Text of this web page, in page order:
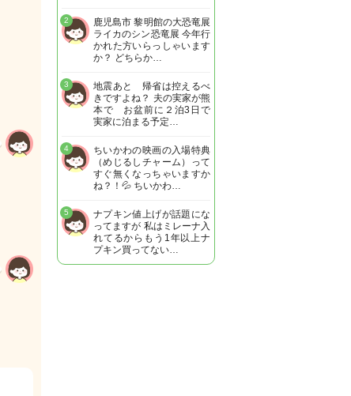
鹿児島市 黎明館の大恐竜展
ライカのシン恐竜展 今年行
かれた方いらっしゃいます
か？ どちらか…
2
地震あと 帰省は控えるべ
きですよね？ 夫の実家が熊
本で お盆前に２泊3日で
実家に泊まる予定…
3
ちいかわの映画の入場特典
（めじるしチャーム）って
すぐ無くなっちゃいますか
ね？！💦 ちいかわ…
4
ナプキン値上げが話題にな
ってますが 私はミレーナ入
れてるからもう1年以上ナ
プキン買ってない…
5